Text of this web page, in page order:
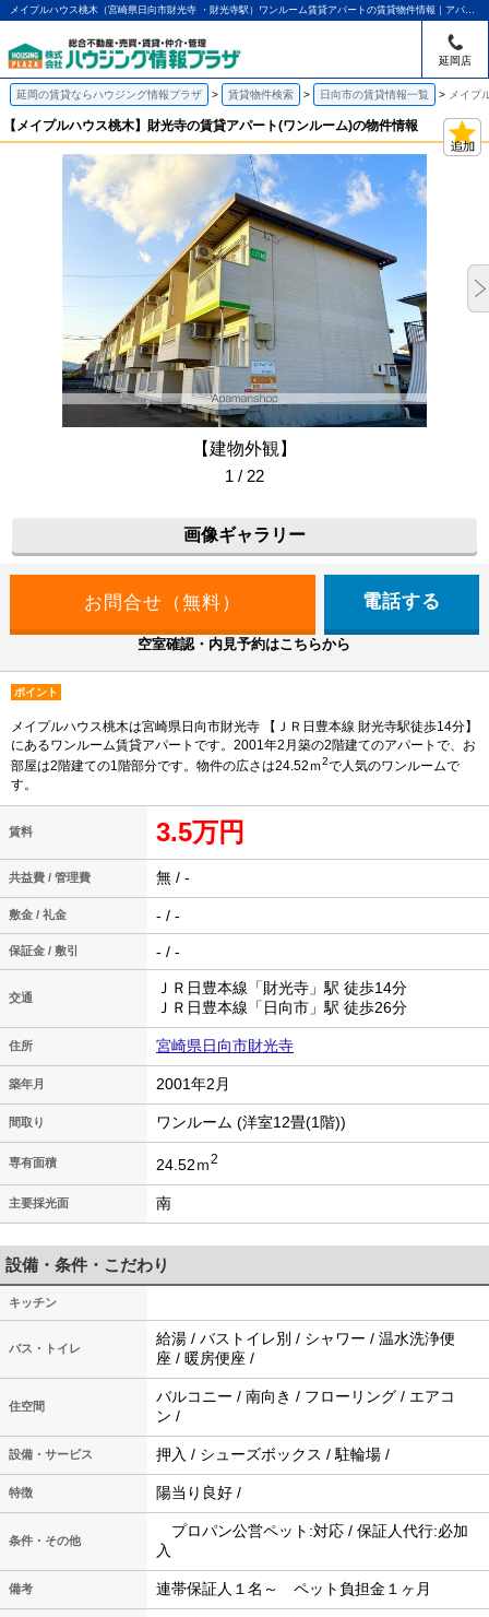
メイプルハウス桃木（宮崎県日向市財光寺 ・財光寺駅）ワンルーム賃貸アパートの賃貸物件情報｜アパマンショップ延岡店｜ハウジング情報プラザ
延岡店
延岡の賃貸ならハウジング情報プラザ 賃貸物件検索 日向市の賃貸情報一覧 メイプ
【メイプルハウス桃木】財光寺の賃貸アパート(ワンルーム)の物件情報
【建物外観】
1 / 22
画像ギャラリー
電話する
空室確認・内見予約はこちらから
ポイント
メイプルハウス桃木は宮崎県日向市財光寺 【ＪＲ日豊本線 財光寺駅徒歩14分】
にあるワンルーム賃貸アパートです。2001年2月築の2階建てのアパートで、お
部屋は2階建ての1階部分です。物件の広さは24.52ｍ2で人気のワンルームで
す。
賃料 3.5万円
共益費 / 管理費 無 / -
敷金 / 礼金 - / -
保証金 / 敷引 - / -
交通
ＪＲ日豊本線「財光寺」駅 徒歩14分
ＪＲ日豊本線「日向市」駅 徒歩26分
住所 宮崎県日向市財光寺
築年月 2001年2月
間取り ワンルーム (洋室12畳(1階))
専有面積 24.52ｍ2
主要採光面 南
設備・条件・こだわり
キッチン
バス・トイレ
給湯 / バストイレ別 / シャワー / 温水洗浄便
座 / 暖房便座 /
住空間
バルコニー / 南向き / フローリング / エアコ
ン /
設備・サービス 押入 / シューズボックス / 駐輪場 /
特徴 陽当り良好 /
条件・その他
プロパン公営ペット:対応 / 保証人代行:必加
入
備考 連帯保証人１名～ ペット負担金１ヶ月